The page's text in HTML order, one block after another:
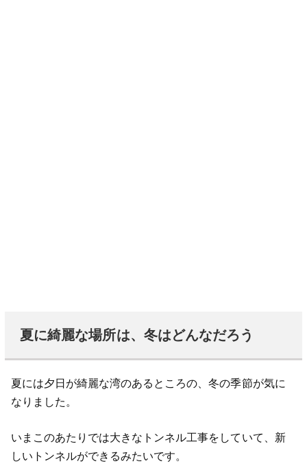
夏に綺麗な場所は、冬はどんなだろう
夏には夕日が綺麗な湾のあるところの、冬の季節が気に
なりました。
いまこのあたりでは大きなトンネル工事をしていて、新
しいトンネルができるみたいです。